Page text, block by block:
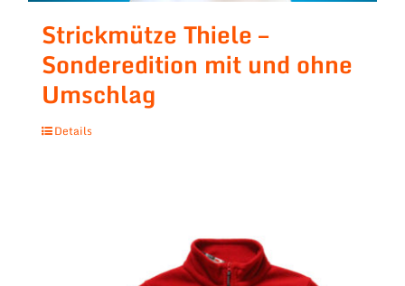
Strickmütze Thiele –
Sonderedition mit und ohne
Umschlag
Details